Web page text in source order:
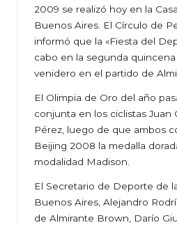
2009 se realizó hoy en la
Buenos Aires. El Círculo de
informó que la «Fiesta del
cabo en la segunda
venidero en el partido de
El Olimpia de Oro del año
conjunta en los ciclistas Juan
Pérez, luego de que ambos
Beijing 2008 la medalla
modalidad Madison.
El Secretario de Deporte de
Buenos Aires, Alejandro
de Almirante Brown, Darío